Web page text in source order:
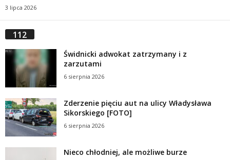
3 lipca 2026
112
Świdnicki adwokat zatrzymany i z
zarzutami
6 sierpnia 2026
Zderzenie pięciu aut na ulicy Władysława
Sikorskiego [FOTO]
6 sierpnia 2026
Nieco chłodniej, ale możliwe burze